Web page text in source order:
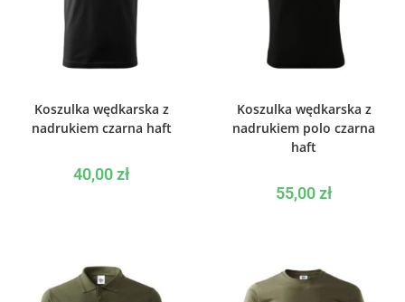
Koszulka wędkarska z
nadrukiem czarna haft
40,00zł
Koszulka wędkarska z
nadrukiem polo czarna
haft
55,00zł